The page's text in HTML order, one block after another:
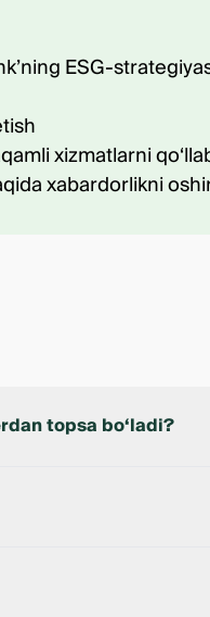
ESG-
xizmatlarni
xabardorlikni
topsa bo‘ladi?